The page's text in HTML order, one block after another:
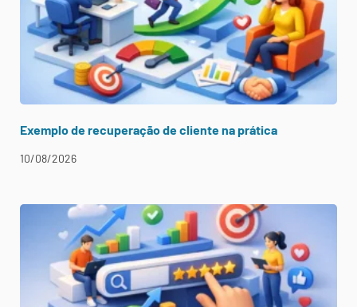
Exemplo de recuperação de cliente na prática
10/08/2026